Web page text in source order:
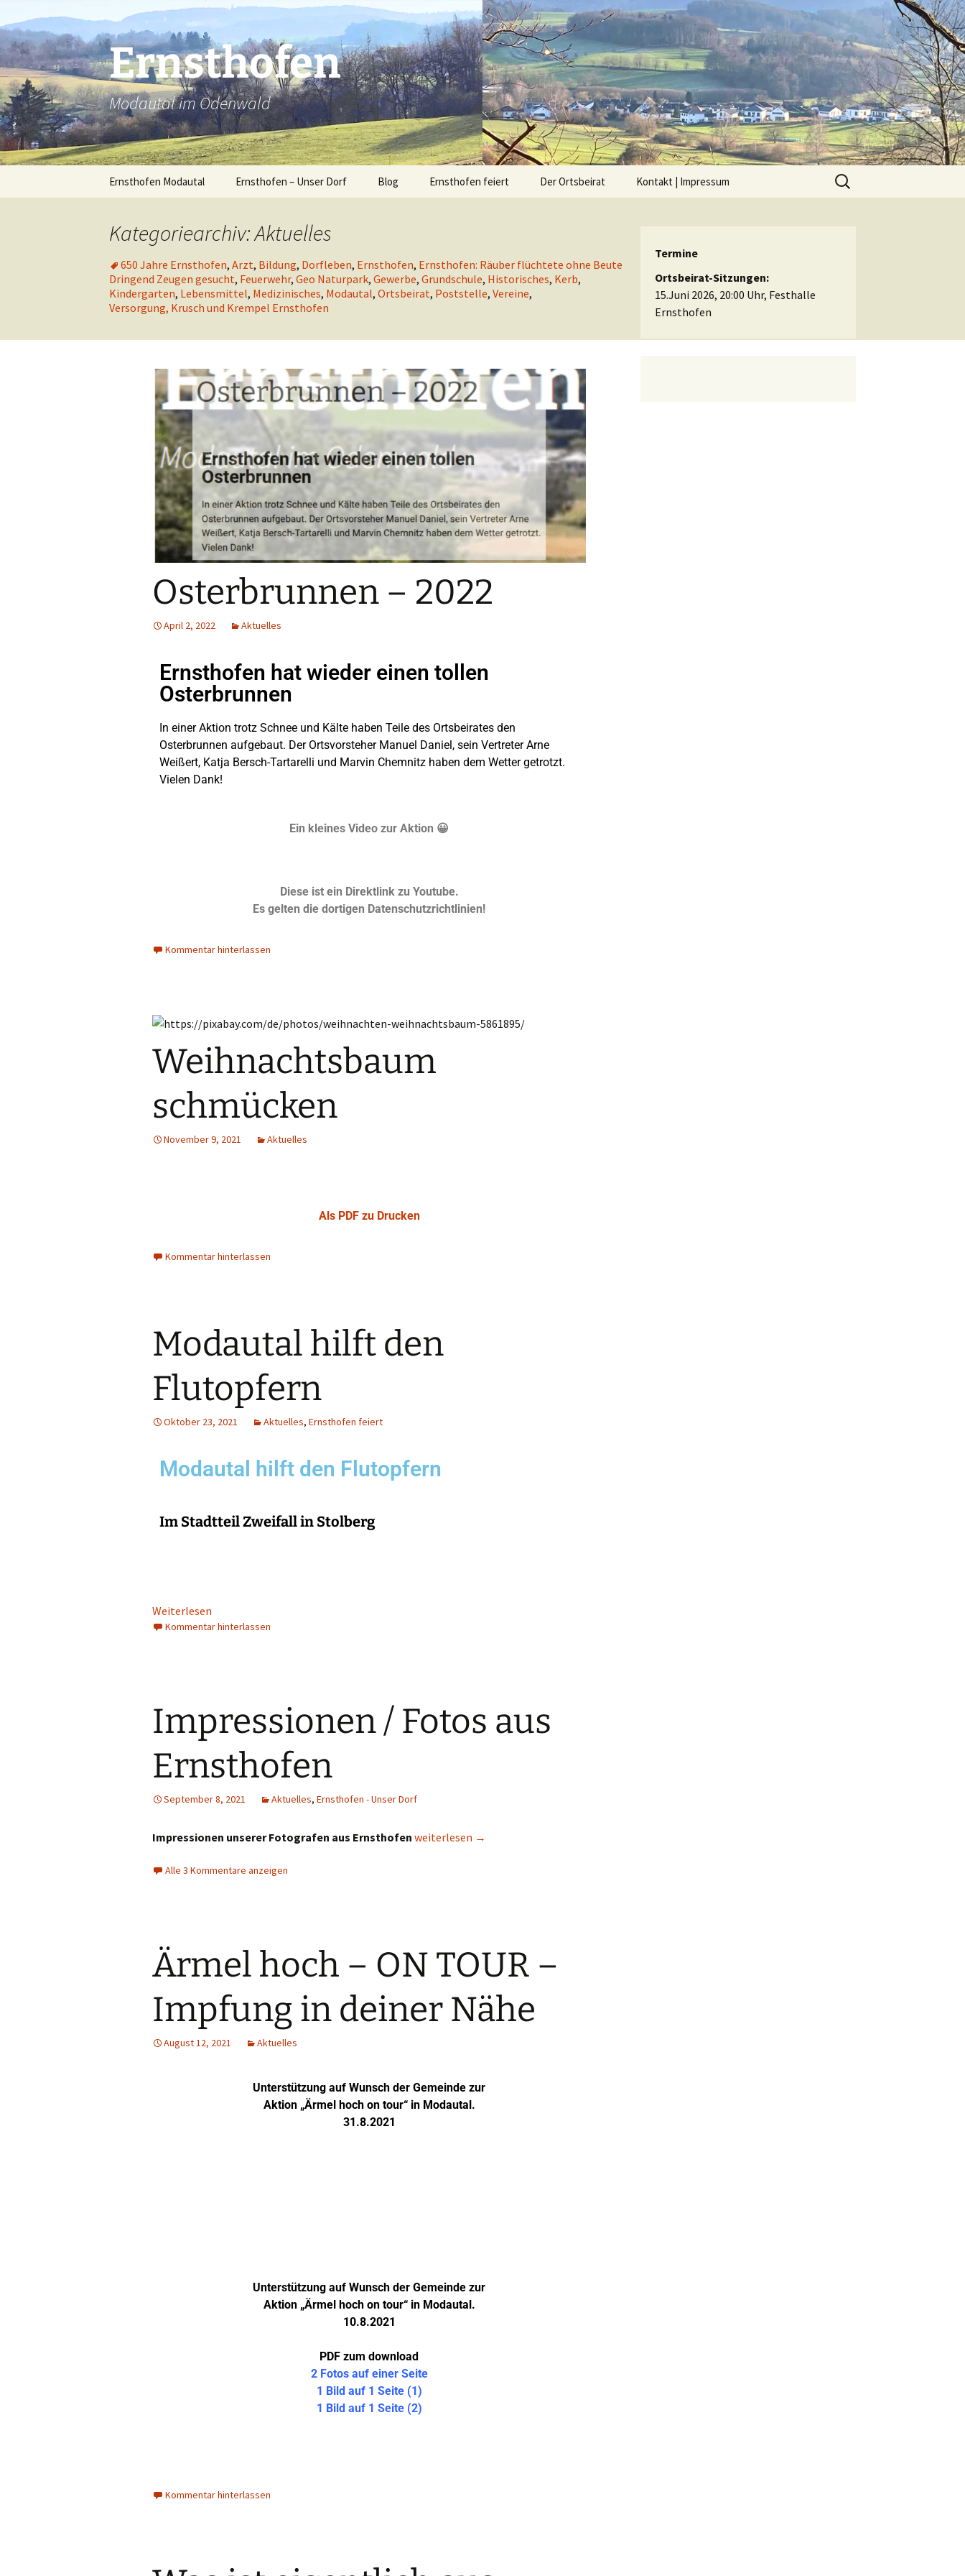
Ernsthofen
Modautal im Odenwald
Ernsthofen Modautal Ernsthofen – Unser Dorf
Ernsthofen
Impressionen / Fotos aus
Ernsthofen
– Fotos
Eintrag in Wikipedia
Zeittafel zur Geschichte
von Ernsthofen/Odw.
Blog Ernsthofen feiert
Krusch & Krempel
Kerb Ernsthofen 2018
Kerb Ernsthofen 2017
650 Jahre Ernsthofen
Kerb Ernsthofen 2008
Der Ortsbeirat Kontakt | Impressum
Kategoriearchiv: Aktuelles
650 Jahre Ernsthofen, Arzt, Bildung, Dorfleben, Ernsthofen, Ernsthofen: Räuber flüchtete ohne Beute
Dringend Zeugen gesucht, Feuerwehr, Geo Naturpark, Gewerbe, Grundschule, Historisches, Kerb,
Kindergarten, Lebensmittel, Medizinisches, Modautal, Ortsbeirat, Poststelle, Vereine,
Versorgung, Krusch und Krempel Ernsthofen
Osterbrunnen – 2022
April 2, 2022 Aktuelles
Ernsthofen hat wieder einen tollen
Osterbrunnen
In einer Aktion trotz Schnee und Kälte haben Teile des Ortsbeirates den
Osterbrunnen aufgebaut. Der Ortsvorsteher Manuel Daniel, sein Vertreter Arne
Weißert, Katja Bersch-Tartarelli und Marvin Chemnitz haben dem Wetter getrotzt.
Vielen Dank!
Ein kleines Video zur Aktion 😀
Diese ist ein Direktlink zu Youtube.
Es gelten die dortigen Datenschutzrichtlinien!
Kommentar hinterlassen
Weihnachtsbaum
schmücken
November 9, 2021 Aktuelles
Als PDF zu Drucken
Kommentar hinterlassen
Modautal hilft den
Flutopfern
Oktober 23, 2021 Aktuelles, Ernsthofen feiert
Modautal hilft den Flutopfern
Im Stadtteil Zweifall in Stolberg
Weiterlesen
Kommentar hinterlassen
Impressionen / Fotos aus
Ernsthofen
September 8, 2021 Aktuelles, Ernsthofen - Unser Dorf
Impressionen unserer Fotografen aus Ernsthofen weiterlesen →
Alle 3 Kommentare anzeigen
Ärmel hoch – ON TOUR –
Impfung in deiner Nähe
August 12, 2021 Aktuelles
Unterstützung auf Wunsch der Gemeinde zur
Aktion „Ärmel hoch on tour“ in Modautal.
31.8.2021
Unterstützung auf Wunsch der Gemeinde zur
Aktion „Ärmel hoch on tour“ in Modautal.
10.8.2021
PDF zum download
2 Fotos auf einer Seite
1 Bild auf 1 Seite (1)
1 Bild auf 1 Seite (2)
Kommentar hinterlassen
Termine
Ortsbeirat-Sitzungen:
15.Juni 2026, 20:00 Uhr, Festhalle
Ernsthofen